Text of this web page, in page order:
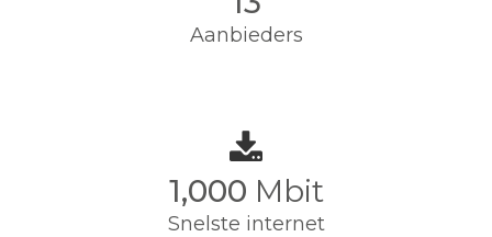
Aanbieders
1,000 Mbit
Snelste internet